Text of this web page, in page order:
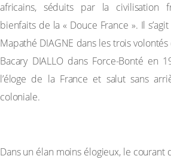
africains, séduits par la civilisation
bienfaits de la « Douce France ». Il
Mapathé DIAGNE dans les trois
Bacary DIALLO dans Force-Bonté en
l’éloge de la France et salut sans
coloniale.
Dans un élan moins élogieux, le courant